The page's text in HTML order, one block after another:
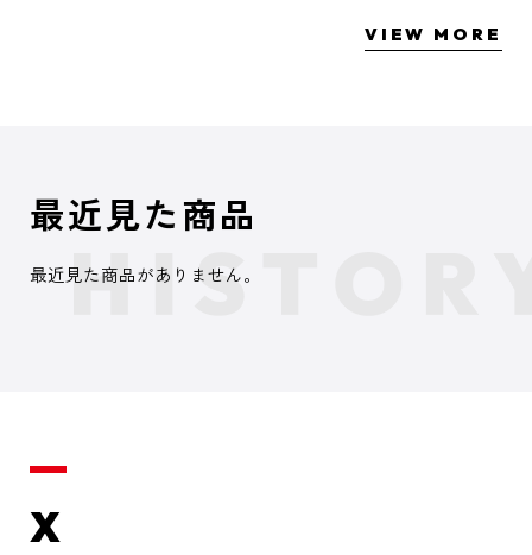
VIEW MORE
最近見た商品
最近見た商品がありません。
X